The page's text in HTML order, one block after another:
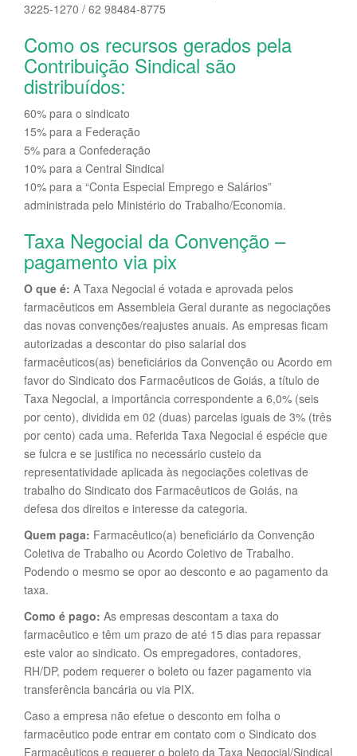
3225-1270 / 62 98484-8775
Como os recursos gerados pela
Contribuição Sindical são
distribuídos:
60% para o sindicato
15% para a Federação
5% para a Confederação
10% para a Central Sindical
10% para a “Conta Especial Emprego e Salários”
administrada pelo Ministério do Trabalho/Economia.
Taxa Negocial da Convenção –
pagamento via pix
O que é: A Taxa Negocial é votada e aprovada pelos
farmacêuticos em Assembleia Geral durante as negociações
das novas convenções/reajustes anuais. As empresas ficam
autorizadas a descontar do piso salarial dos
farmacêuticos(as) beneficiários da Convenção ou Acordo em
favor do Sindicato dos Farmacêuticos de Goiás, a título de
Taxa Negocial, a importância correspondente a 6,0% (seis
por cento), dividida em 02 (duas) parcelas iguais de 3% (três
por cento) cada uma. Referida Taxa Negocial é espécie que
se fulcra e se justifica no necessário custeio da
representatividade aplicada às negociações coletivas de
trabalho do Sindicato dos Farmacêuticos de Goiás, na
defesa dos direitos e interesse da categoria.
Quem paga: Farmacêutico(a) beneficiário da Convenção
Coletiva de Trabalho ou Acordo Coletivo de Trabalho.
Podendo o mesmo se opor ao desconto e ao pagamento da
taxa.
Como é pago: As empresas descontam a taxa do
farmacêutico e têm um prazo de até 15 dias para repassar
este valor ao sindicato. Os empregadores, contadores,
RH/DP, podem requerer o boleto ou fazer pagamento via
transferência bancária ou via PIX.
Caso a empresa não efetue o desconto em folha o
farmacêutico pode entrar em contato com o Sindicato dos
Farmacêuticos e requerer o boleto da Taxa Negocial/Sindical